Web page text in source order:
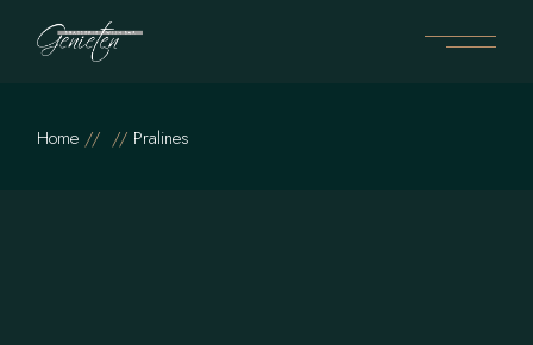
Home Pralines